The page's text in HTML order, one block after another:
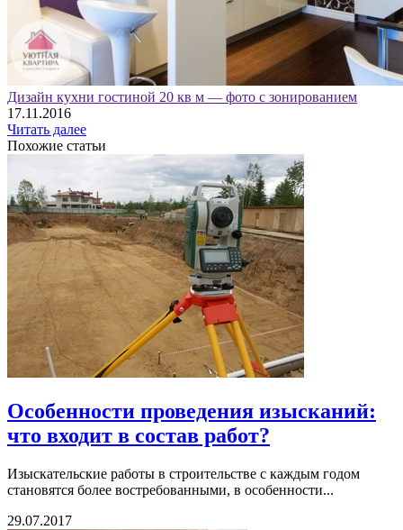
Дизайн кухни гостиной 20 кв м — фото с зонированием
17.11.2016
Читать далее
Похожие статьи
Особенности проведения изысканий:
что входит в состав работ?
Изыскательские работы в строительстве с каждым годом
становятся более востребованными, в особенности...
29.07.2017